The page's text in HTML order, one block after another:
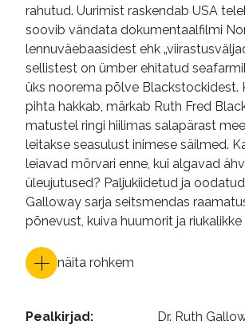
rahutud. Uurimist raskendab USA
soovib vändata dokumentaalfilmi
lennuväebaasidest ehk
sellistest on ümber ehitatud
üks noorema põlve Blackstockidest.
pihta hakkab, märkab Ruth Fred
matustel ringi hiilimas salapärast
leitakse seasulust inimese säilmed.
leiavad mõrvari enne, kui algavad
üleujutused? Paljukiidetud ja
Galloway sarja seitsmendas
põnevust, kuiva huumorit ja riukalikke
näita rohkem
Pealkirjad:
Dr. Ruth